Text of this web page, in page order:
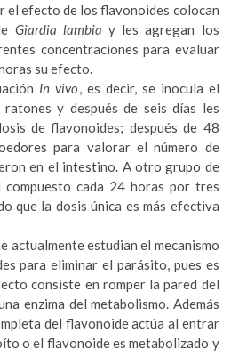
el efecto de los flavonoides colocan
Giardia lambia y les agregan los
concentraciones para evaluar
su efecto.
In vivo, es decir, se inocula el
y después de seis días les
de flavonoides; después de 48
para valorar el número de
en el intestino. A otro grupo de
compuesto cada 24 horas por tres
que la dosis única es más efectiva
actualmente estudian el mecanismo
para eliminar el parásito, pues es
consiste en romper la pared del
enzima del metabolismo. Además
del flavonoide actúa al entrar
o el flavonoide es metabolizado y